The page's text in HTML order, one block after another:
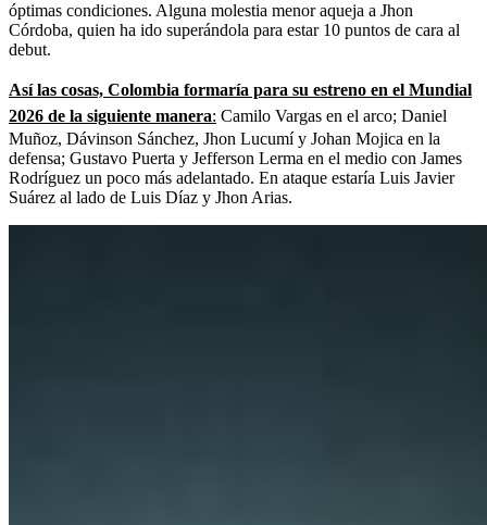
óptimas condiciones. Alguna molestia menor aqueja a Jhon
Córdoba, quien ha ido superándola para estar 10 puntos de cara al
debut.
Así las cosas, Colombia formaría para su estreno en el Mundial
2026 de la siguiente manera: Camilo Vargas en el arco; Daniel
Muñoz, Dávinson Sánchez, Jhon Lucumí y Johan Mojica en la
defensa; Gustavo Puerta y Jefferson Lerma en el medio con James
Rodríguez un poco más adelantado. En ataque estaría Luis Javier
Suárez al lado de Luis Díaz y Jhon Arias.